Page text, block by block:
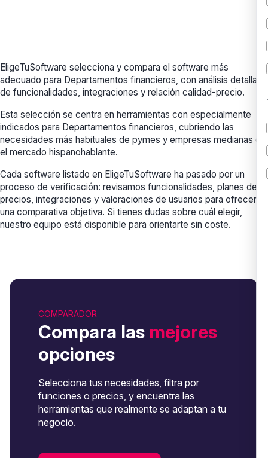
EligeTuSoftware selecciona y compara el software más
adecuado para Departamentos financieros, con análisis detallado
de funcionalidades, integraciones y relación calidad-precio.
Esta selección se centra en herramientas con especialmente
indicados para Departamentos financieros, cubriendo las
necesidades más habituales de pymes y empresas medianas en
el mercado hispanohablante.
Cada software listado en EligeTuSoftware ha pasado por un
proceso de verificación: revisamos funcionalidades, planes de
precios, integraciones y valoraciones de usuarios para ofrecerte
una comparativa objetiva. Si tienes dudas sobre cuál elegir,
nuestro equipo está disponible para orientarte sin coste.
COMPARADOR
Compara las mejores
opciones
Selecciona tus necesidades, filtra por
funciones o precios, y encuentra las
herramientas que realmente se adaptan a tu
negocio.